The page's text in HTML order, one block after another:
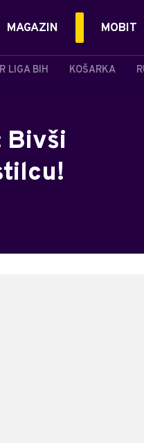
LIGA BIH KOŠARKA
MAGAZIN MOBIT
Bivši